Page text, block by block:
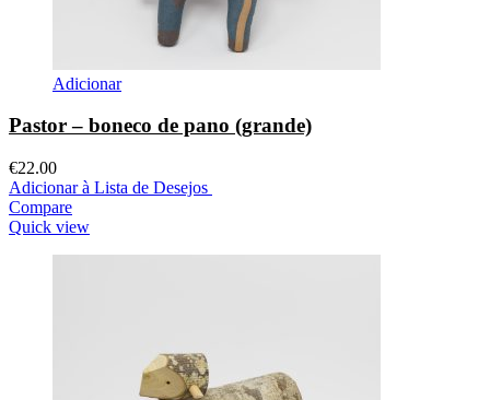
Adicionar
Pastor – boneco de pano (grande)
€22.00
Adicionar à Lista de Desejos
Compare
Quick view